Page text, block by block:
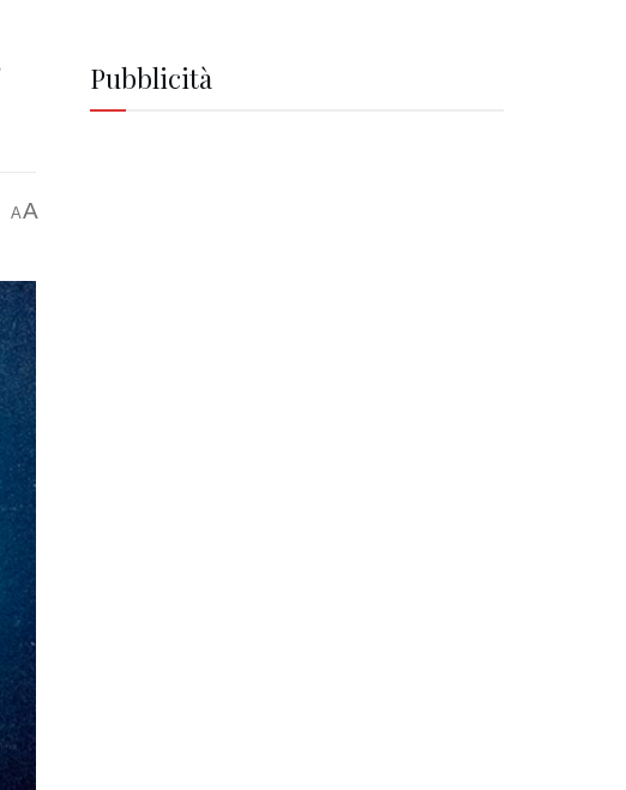
AA
Pubblicità